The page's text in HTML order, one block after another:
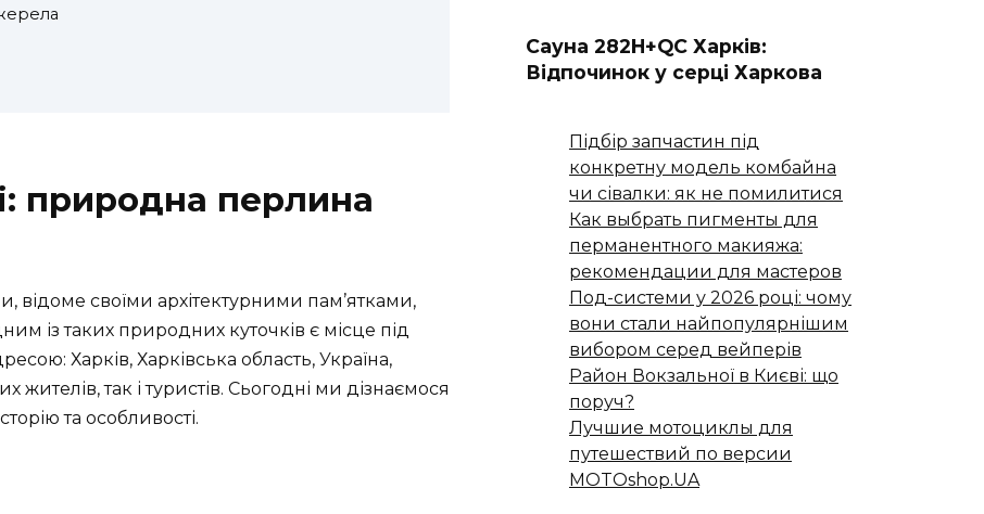
природна перлина
відоме своїми архітектурними пам’ятками,
із таких природних куточків є місце під
Харків, Харківська область, Україна,
так і туристів. Сьогодні ми дізнаємося
та особливості.
Сауна 282H+QC Харків:
Відпочинок у серці Харкова
Підбір запчастин під
конкретну модель комбайна
чи сівалки: як не помилитися
Как выбрать пигменты для
перманентного макияжа:
рекомендации для мастеров
Под-системи у 2026 році: чому
вони стали найпопулярнішим
вибором серед вейперів
Район Вокзальної в Києві: що
поруч?
Лучшие мотоциклы для
путешествий по версии
MOTOshop.UA